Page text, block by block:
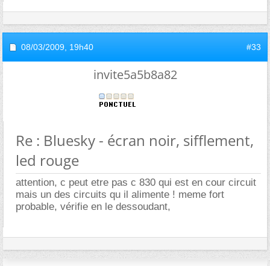
08/03/2009, 19h40 #33
invite5a5b8a82
Re : Bluesky - écran noir, sifflement,
led rouge
attention, c peut etre pas c 830 qui est en cour circuit
mais un des circuits qu il alimente ! meme fort
probable, vérifie en le dessoudant,